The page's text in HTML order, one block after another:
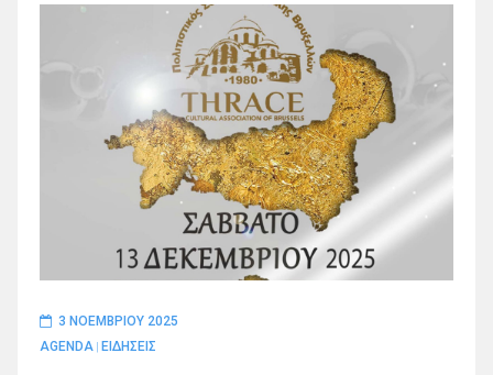
3 ΝΟΕΜΒΡΊΟΥ 2025
AGENDA
ΕΙΔΗΣΕΙΣ